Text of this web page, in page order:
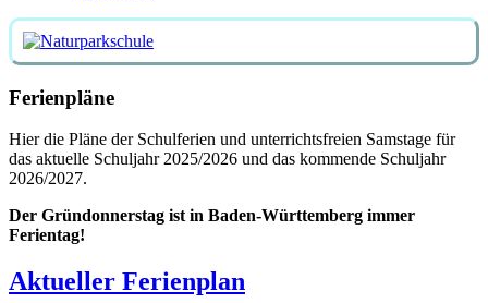
Ferienpläne
Hier die Pläne der Schulferien und unterrichtsfreien Samstage für
das aktuelle Schuljahr 2025/2026 und das kommende Schuljahr
2026/2027.
Der Gründonnerstag ist in Baden-Württemberg immer
Ferientag!
Aktueller Ferienplan